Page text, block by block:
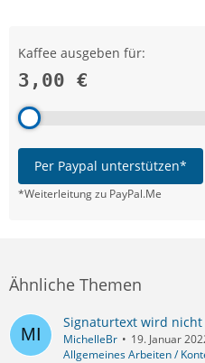
Kaffee ausgeben für:
3,00 €
Per Paypal unterstützen*
*Weiterleitung zu PayPal.Me
Ähnliche Themen
Signaturtext wird
MichelleBr
19. Januar
Allgemeines Arbeiten /